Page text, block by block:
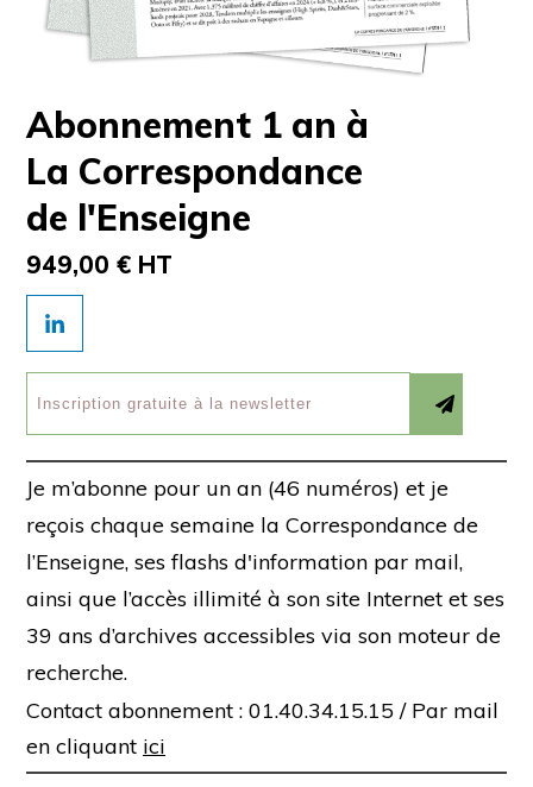
Abonnement 1 an à
La Correspondance
de l'Enseigne
949,00 € HT
Je m’abonne pour un an (46 numéros) et je
reçois chaque semaine la Correspondance de
l’Enseigne, ses flashs d'information par mail,
ainsi que l’accès illimité à son site Internet et ses
39 ans d’archives accessibles via son moteur de
recherche.
Contact abonnement : 01.40.34.15.15 / Par mail
en cliquant ici